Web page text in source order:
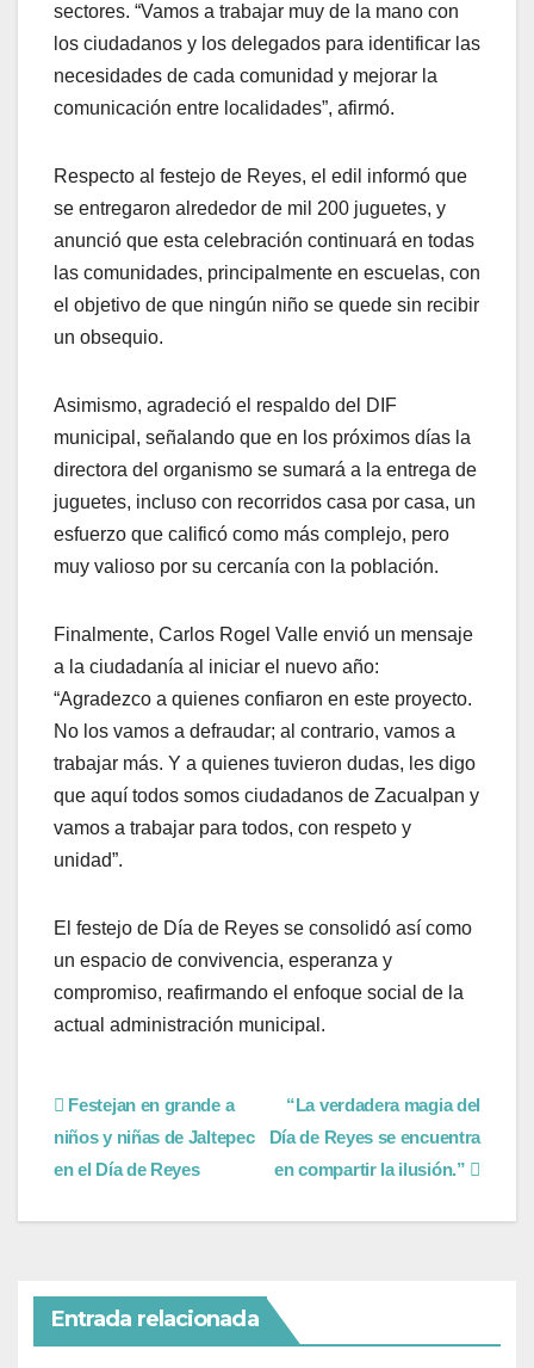
sectores. “Vamos a trabajar muy de la mano con
los ciudadanos y los delegados para identificar las
necesidades de cada comunidad y mejorar la
comunicación entre localidades”, afirmó.
Respecto al festejo de Reyes, el edil informó que
se entregaron alrededor de mil 200 juguetes, y
anunció que esta celebración continuará en todas
las comunidades, principalmente en escuelas, con
el objetivo de que ningún niño se quede sin recibir
un obsequio.
Asimismo, agradeció el respaldo del DIF
municipal, señalando que en los próximos días la
directora del organismo se sumará a la entrega de
juguetes, incluso con recorridos casa por casa, un
esfuerzo que calificó como más complejo, pero
muy valioso por su cercanía con la población.
Finalmente, Carlos Rogel Valle envió un mensaje
a la ciudadanía al iniciar el nuevo año:
“Agradezco a quienes confiaron en este proyecto.
No los vamos a defraudar; al contrario, vamos a
trabajar más. Y a quienes tuvieron dudas, les digo
que aquí todos somos ciudadanos de Zacualpan y
vamos a trabajar para todos, con respeto y
unidad”.
El festejo de Día de Reyes se consolidó así como
un espacio de convivencia, esperanza y
compromiso, reafirmando el enfoque social de la
actual administración municipal.
“La verdadera magia del
Día de Reyes se encuentra
en compartir la ilusión.”
Festejan en grande a
niños y niñas de Jaltepec
en el Día de Reyes
Entrada relacionada